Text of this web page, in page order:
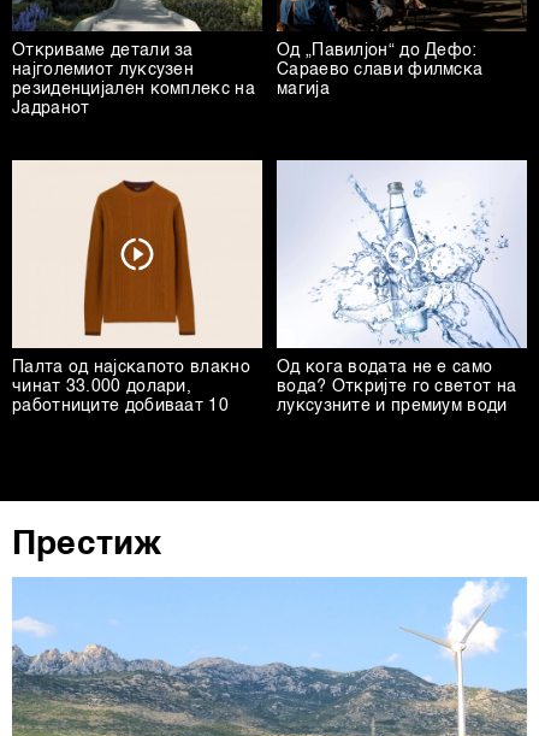
Откриваме детали за
најголемиот луксузен
резиденцијален комплекс на
Јадранот
Од „Павилјон“ до Дефо:
Сараево слави филмска
магија
Палта од најскапото влакно
чинат 33.000 долари,
работниците добиваат 10
Од кога водата не е само
вода? Откријте го светот на
луксузните и премиум води
Престиж